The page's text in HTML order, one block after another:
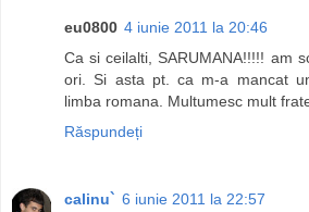
eu0800 4 iunie 2011 la 20:46
Ca si ceilalti, SARUMANA!!!!! am
ori. Si asta pt. ca m-a mancat
limba romana. Multumesc mult
Răspundeți
calinu` 6 iunie 2011 la 22:57